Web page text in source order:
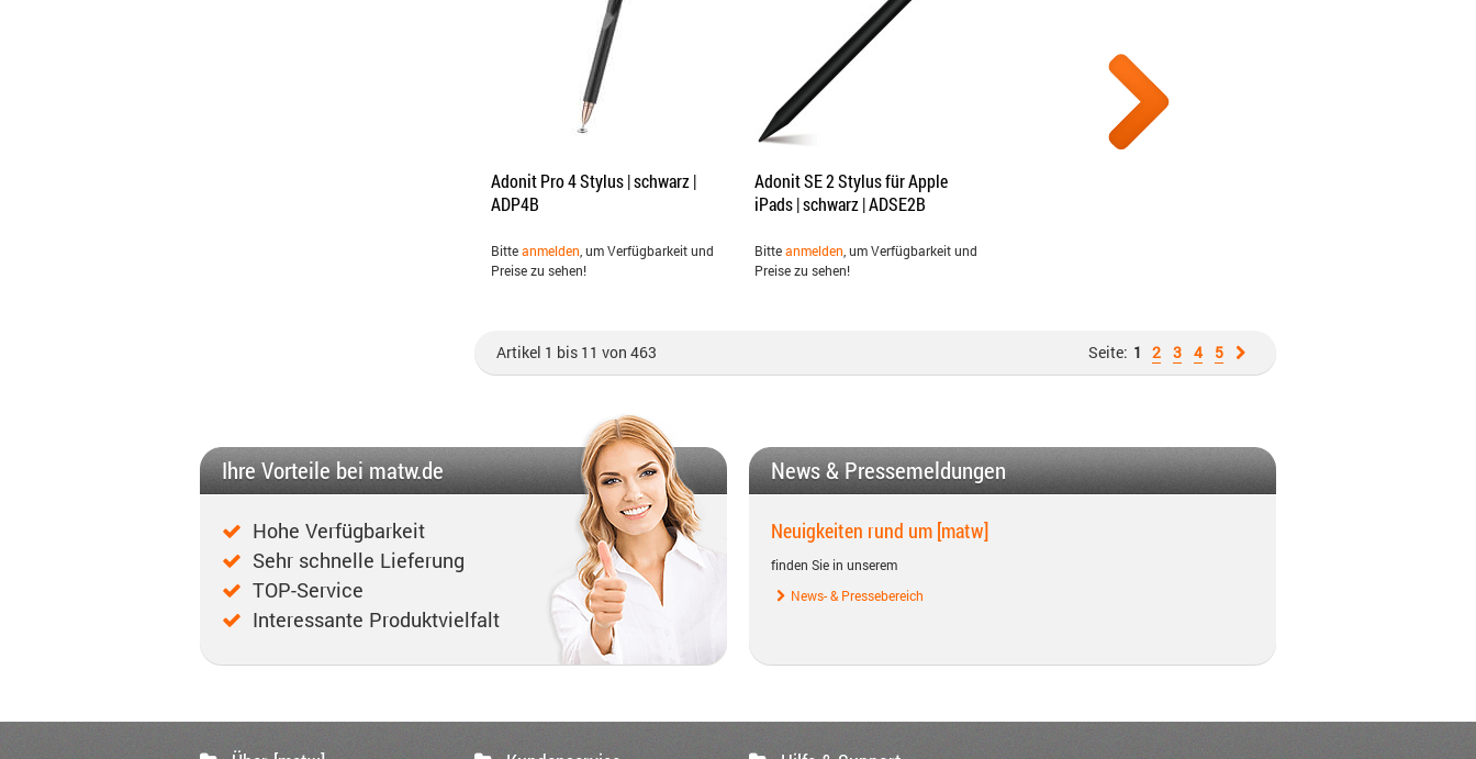
Adonit Pro 4 Stylus | schwarz |
ADP4B
Bitteanmelden , um Verfügbarkeit und
Preise zu sehen!
Adonit SE 2 Stylus für Apple
iPads | schwarz | ADSE2B
Bitteanmelden , um Verfügbarkeit und
Preise zu sehen!
Artikel 1 bis 11 von 463 Seite: 1 2 3 4 5
Ihre Vorteile bei matw.de
Hohe Verfügbarkeit
Sehr schnelle Lieferung
TOP-Service
Interessante Produktvielfalt
News & Pressemeldungen
Neuigkeiten rund um [matw]
finden Sie in unserem
News- & Pressebereich